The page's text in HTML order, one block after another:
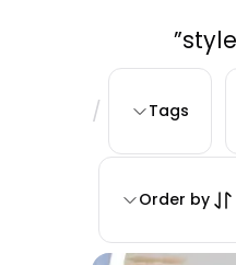
Tags
/
Order by